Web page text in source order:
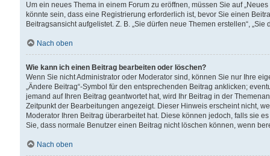
Um ein neues Thema in einem Forum zu eröffnen, müssen Sie auf
könnte sein, dass eine Registrierung erforderlich ist, bevor Sie einen
Beitragsansicht aufgelistet. Z. B. „Sie dürfen neue Themen erstellen“,
Nach oben
Wie kann ich einen Beitrag bearbeiten oder löschen?
Wenn Sie nicht Administrator oder Moderator sind, können Sie nur Ihre
„Ändere Beitrag“-Symbol für den entsprechenden Beitrag anklicken;
jemand auf Ihren Beitrag geantwortet hat, wird Ihr Beitrag in der
Zeitpunkt der Bearbeitungen angezeigt. Dieser Hinweis erscheint nicht,
Moderator Ihren Beitrag überarbeitet hat. Diese können jedoch, falls sie
Sie, dass normale Benutzer einen Beitrag nicht löschen können, wenn
Nach oben